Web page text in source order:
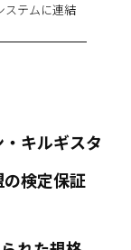
ステムに連結
キルギスタ
検定保証